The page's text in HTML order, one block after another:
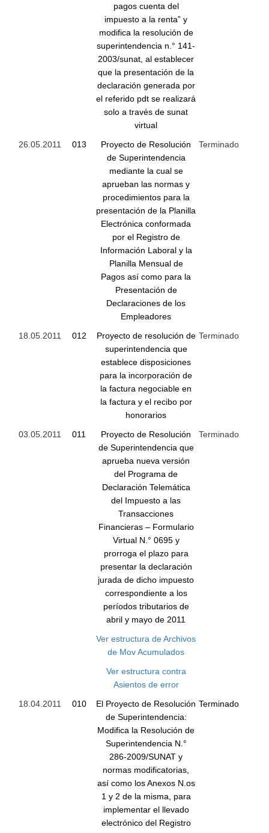
pagos cuenta del
impuesto a la renta” y
modifica la resolución de
superintendencia n.° 141-
2003/sunat, al establecer
que la presentación de la
declaración generada por
el referido pdt se realizará
solo a través de sunat
virtual
26.05.2011 013
Proyecto de Resolución
de Superintendencia
mediante la cual se
aprueban las normas y
procedimientos para la
presentación de la Planilla
Electrónica conformada
por el Registro de
Información Laboral y la
Planilla Mensual de
Pagos así como para la
Presentación de
Declaraciones de los
Empleadores
Terminado
18.05.2011 012
Proyecto de resolución de
superintendencia que
establece disposiciones
para la incorporación de
la factura negociable en
la factura y el recibo por
honorarios
Terminado
03.05.2011 011
Proyecto de Resolución
de Superintendencia que
aprueba nueva versión
del Programa de
Declaración Telemática
del Impuesto a las
Transacciones
Financieras – Formulario
Virtual N.° 0695 y
prorroga el plazo para
presentar la declaración
jurada de dicho impuesto
correspondiente a los
períodos tributarios de
abril y mayo de 2011
Ver estructura de Archivos
de Mov Acumulados
Ver estructura contra
Asientos de error
Terminado
18.04.2011 010
El Proyecto de Resolución
de Superintendencia:
Modifica la Resolución de
Superintendencia N.°
286-2009/SUNAT y
normas modificatorias,
así como los Anexos N.os
1 y 2 de la misma, para
implementar el llevado
electrónico del Registro
Terminado